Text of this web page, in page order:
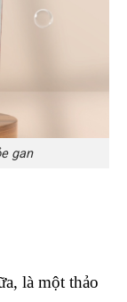
gan
là một thảo